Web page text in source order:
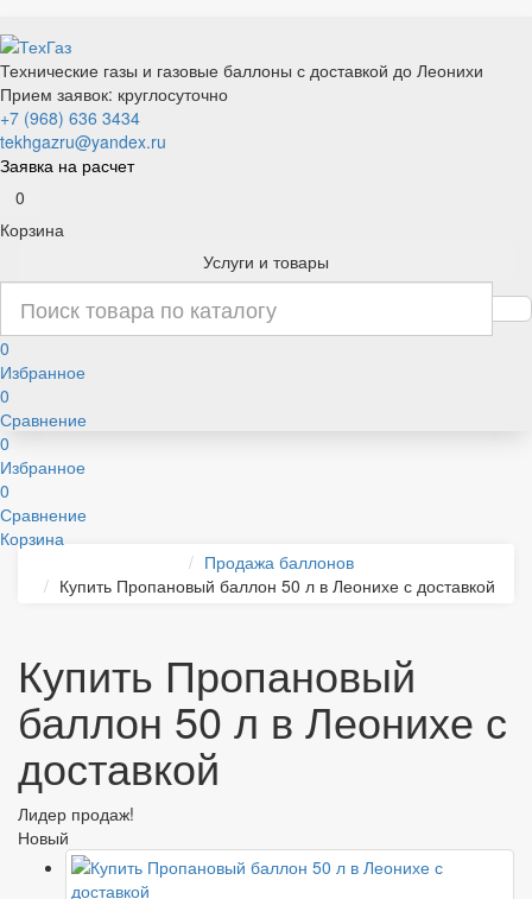
Технические газы и газовые баллоны с доставкой до Леонихи
Прием заявок: круглосуточно
+7 (968) 636 3434
tekhgazru@yandex.ru
Заявка на расчет
0
Корзина
Услуги и товары
0
Избранное
0
Сравнение
0
Избранное
0
Сравнение
Корзина
Продажа баллонов
Купить Пропановый баллон 50 л в Леонихе с доставкой
Купить Пропановый
баллон 50 л в Леонихе с
доставкой
Лидер продаж!
Новый